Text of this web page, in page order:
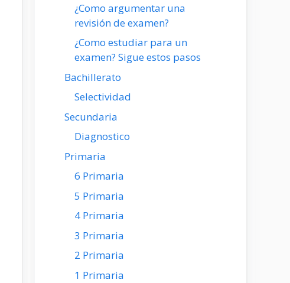
¿Como argumentar una
revisión de examen?
¿Como estudiar para un
examen? Sigue estos pasos
Bachillerato
Selectividad
Secundaria
Diagnostico
Primaria
6 Primaria
5 Primaria
4 Primaria
3 Primaria
2 Primaria
1 Primaria